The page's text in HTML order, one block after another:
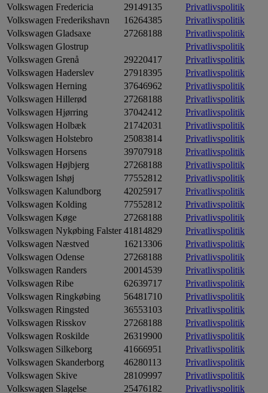
Volkswagen Fredericia
29149135
Privatlivspolitik
Volkswagen Frederikshavn
16264385
Privatlivspolitik
Volkswagen Gladsaxe
27268188
Privatlivspolitik
Volkswagen Glostrup
Privatlivspolitik
Volkswagen Grenå
29220417
Privatlivspolitik
Volkswagen Haderslev
27918395
Privatlivspolitik
Volkswagen Herning
37646962
Privatlivspolitik
Volkswagen Hillerød
27268188
Privatlivspolitik
Volkswagen Hjørring
37042412
Privatlivspolitik
Volkswagen Holbæk
21742031
Privatlivspolitik
Volkswagen Holstebro
25083814
Privatlivspolitik
Volkswagen Horsens
39707918
Privatlivspolitik
Volkswagen Højbjerg
27268188
Privatlivspolitik
Volkswagen Ishøj
77552812
Privatlivspolitik
Volkswagen Kalundborg
42025917
Privatlivspolitik
Volkswagen Kolding
77552812
Privatlivspolitik
Volkswagen Køge
27268188
Privatlivspolitik
Volkswagen Nykøbing Falster 41814829
Privatlivspolitik
Volkswagen Næstved
16213306
Privatlivspolitik
Volkswagen Odense
27268188
Privatlivspolitik
Volkswagen Randers
20014539
Privatlivspolitik
Volkswagen Ribe
62639717
Privatlivspolitik
Volkswagen Ringkøbing
56481710
Privatlivspolitik
Volkswagen Ringsted
36553103
Privatlivspolitik
Volkswagen Risskov
27268188
Privatlivspolitik
Volkswagen Roskilde
26319900
Privatlivspolitik
Volkswagen Silkeborg
41666951
Privatlivspolitik
Volkswagen Skanderborg
46280113
Privatlivspolitik
Volkswagen Skive
28109997
Privatlivspolitik
Volkswagen Slagelse
25476182 Privatlivspolitik